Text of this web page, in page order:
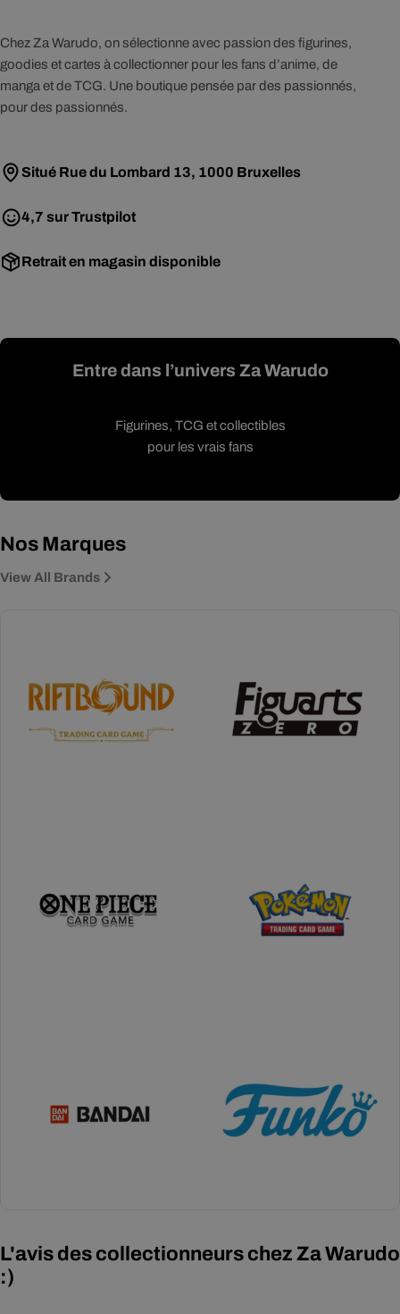
Chez Za Warudo, on sélectionne avec passion des figurines,
goodies et cartes à collectionner pour les fans d’anime, de
manga et de TCG. Une boutique pensée par des passionnés,
pour des passionnés.
Situé Rue du Lombard 13, 1000 Bruxelles
4,7 sur Trustpilot
Retrait en magasin disponible
Entre dans l’univers Za Warudo
Figurines, TCG et collectibles
pour les vrais fans
Nos Marques
View All Brands
L'avis des collectionneurs chez Za Warudo
:)